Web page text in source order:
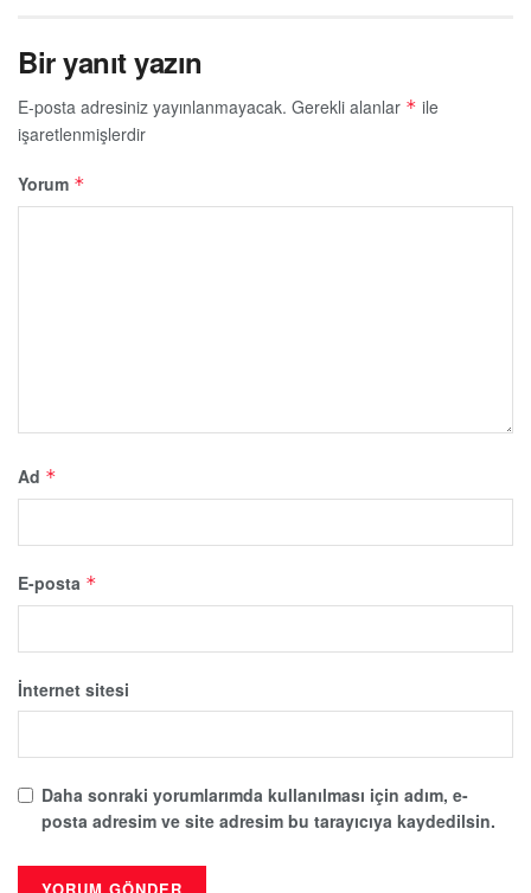
Bir yanıt yazın
E-posta adresiniz yayınlanmayacak. Gerekli alanlar * ile
işaretlenmişlerdir
Yorum *
Ad *
E-posta *
İnternet sitesi
Daha sonraki yorumlarımda kullanılması için adım, e-
posta adresim ve site adresim bu tarayıcıya kaydedilsin.